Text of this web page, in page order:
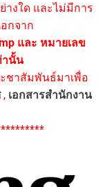
างใด และไม่มีการ
กจาก
และ หมายเลข
านั้น
ชาสัมพันธ์มาเพื่อ
, เอกสารสำนักงาน